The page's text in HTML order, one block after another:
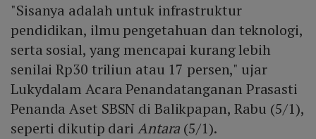
"Sisanya adalah untuk infrastruktur
pendidikan, ilmu pengetahuan dan teknologi,
serta sosial, yang mencapai kurang lebih
senilai Rp30 triliun atau 17 persen," ujar
Lukydalam Acara Penandatanganan Prasasti
Penanda Aset SBSN di Balikpapan, Rabu (5/1),
seperti dikutip dari Antara (5/1).